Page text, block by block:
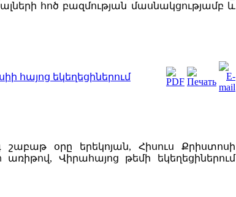
հոծ բազմության մասնակցությամբ և
հայոց եկեղեցիներում
օրը երեկոյան, Հիսուս Քրիստոսի
Վիրահայոց թեմի եկեղեցիներում